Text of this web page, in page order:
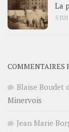
La
5
COMMENTAIRES
Blaise Boudet
Minervois
Jean Marie